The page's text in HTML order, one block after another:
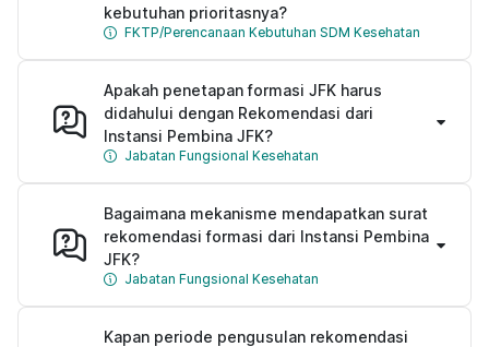
kebutuhan prioritasnya?
FKTP/Perencanaan Kebutuhan SDM Kesehatan
Apakah penetapan formasi JFK harus
didahului dengan Rekomendasi dari
Instansi Pembina JFK?
Jabatan Fungsional Kesehatan
Bagaimana mekanisme mendapatkan surat
rekomendasi formasi dari Instansi Pembina
JFK?
Jabatan Fungsional Kesehatan
Kapan periode pengusulan rekomendasi